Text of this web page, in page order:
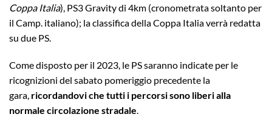
Coppa Italia), PS3 Gravity di 4km (cronometrata soltanto per
il Camp. italiano); la classifica della Coppa Italia verrà redatta
su due PS.
Come disposto per il 2023, le PS saranno indicate per le
ricognizioni del sabato pomeriggio precedente la
gara, ricordandovi che tutti i percorsi sono liberi alla
normale circolazione stradale.